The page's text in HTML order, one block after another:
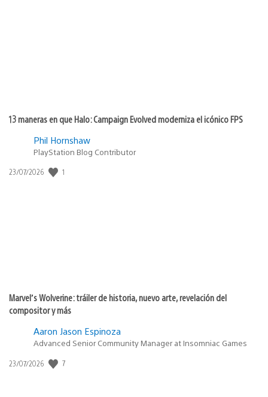
13 maneras en que Halo: Campaign Evolved moderniza el icónico FPS
Phil Hornshaw
PlayStation Blog Contributor
Fecha
23/07/2026 1
Marvel’s Wolverine: tráiler de historia, nuevo arte, revelación del
compositor y más
Aaron Jason Espinoza
Advanced Senior Community Manager at Insomniac Games
Fecha
23/07/2026 7